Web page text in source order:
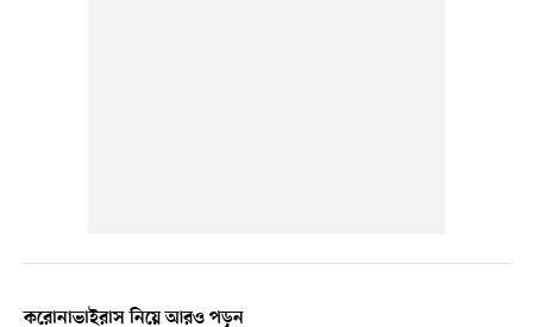
করোনাভাইরাস নিয়ে আরও পড়ুন